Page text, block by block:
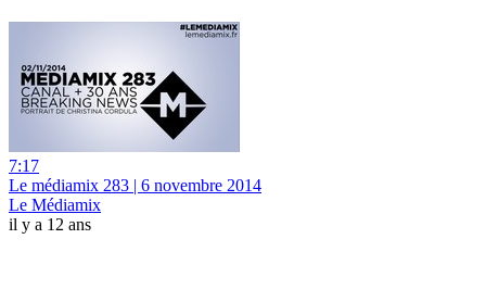
7:17
Le médiamix 283 | 6 novembre 2014
Le Médiamix
il y a 12 ans